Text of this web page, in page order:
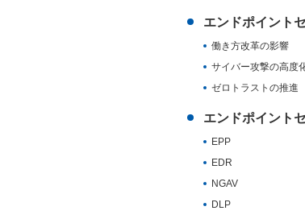
エンドポイント
働き方改革の影響
サイバー攻撃の高度
ゼロトラストの推進
エンドポイント
EPP
EDR
NGAV
DLP